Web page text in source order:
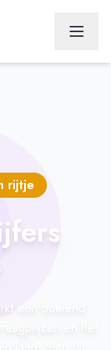
rijtje
een boeiend